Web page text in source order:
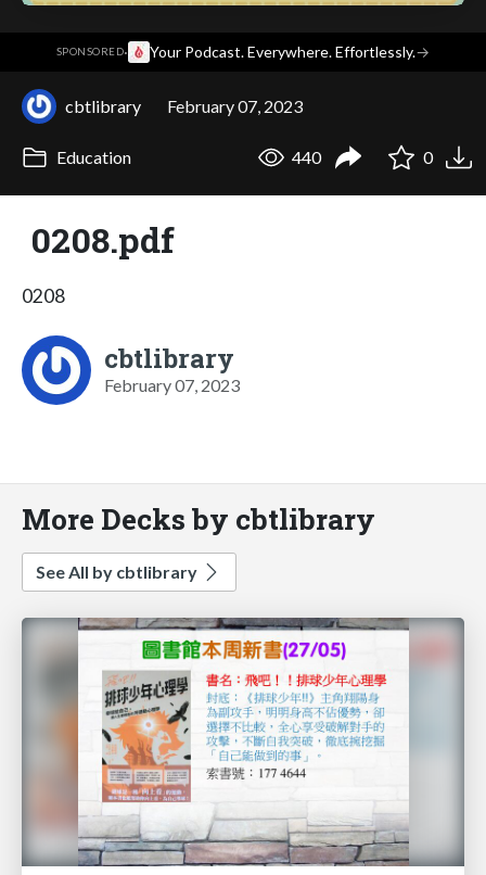
SPONSORED· Your Podcast. Everywhere. Effortlessly.→
cbtlibrary February 07, 2023
Education 440 0
0208.pdf
0208
cbtlibrary
February 07, 2023
More Decks by cbtlibrary
See All by cbtlibrary